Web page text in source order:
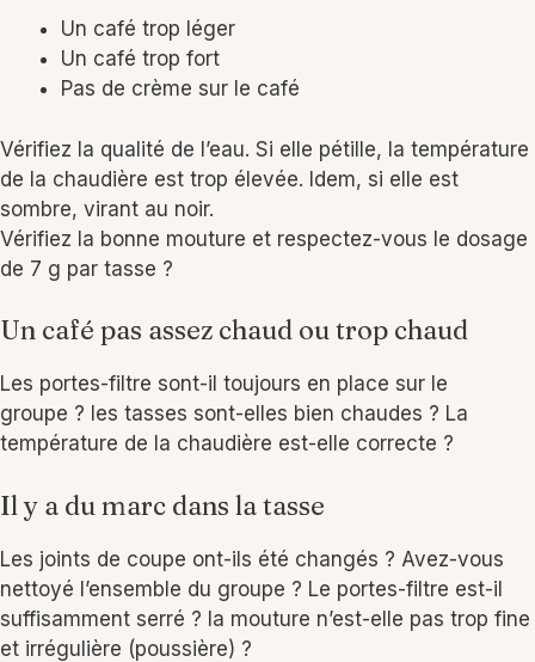
Un café trop léger
Un café trop fort
Pas de crème sur le café
Vérifiez la qualité de l’eau. Si elle pétille, la température
de la chaudière est trop élevée. Idem, si elle est
sombre, virant au noir.
Vérifiez la bonne mouture et respectez-vous le dosage
de 7 g par tasse ?
Un café pas assez chaud ou trop chaud
Les portes-filtre sont-il toujours en place sur le
groupe ? les tasses sont-elles bien chaudes ? La
température de la chaudière est-elle correcte ?
Il y a du marc dans la tasse
Les joints de coupe ont-ils été changés ? Avez-vous
nettoyé l’ensemble du groupe ? Le portes-filtre est-il
suffisamment serré ? la mouture n’est-elle pas trop fine
et irrégulière (poussière) ?